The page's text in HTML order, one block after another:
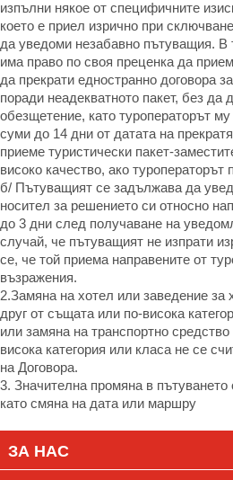
изпълни някое от специфичните
което е приел изрично при
да уведоми незабавно пътуващия. В
има право по своя преценка да
да прекрати едностранно договора
поради неадекватното пакет, без да
обезщетение, като туроператорът
суми до 14 дни от датата на
приеме туристически пакет-
високо качество, ако туроператорът
б/ Пътуващият се задължава да
носител за решението си относно
до 3 дни след получаване на
случай, че пътуващият не изпрати
се, че той приема направените от
възражения.
2.Замяна на хотел или заведение за
друг от същата или по-висока
или замяна на транспортно
висока категория или класа не се
на Договора.
3. Значителна промяна в
като смяна на дата или маршру
ЗА НАС